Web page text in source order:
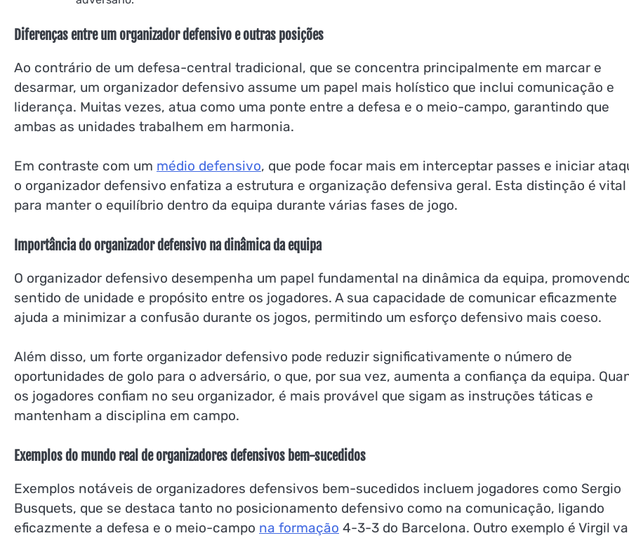
Diferenças entre um organizador defensivo e outras posições
Ao contrário de um defesa-central tradicional, que se concentra principalmente em marcar e
desarmar, um organizador defensivo assume um papel mais holístico que inclui comunicação e
liderança. Muitas vezes, atua como uma ponte entre a defesa e o meio-campo, garantindo que
ambas as unidades trabalhem em harmonia.
Em contraste com um médio defensivo, que pode focar mais em interceptar passes e iniciar
o organizador defensivo enfatiza a estrutura e organização defensiva geral. Esta distinção é vital
para manter o equilíbrio dentro da equipa durante várias fases de jogo.
Importância do organizador defensivo na dinâmica da equipa
O organizador defensivo desempenha um papel fundamental na dinâmica da equipa,
sentido de unidade e propósito entre os jogadores. A sua capacidade de comunicar eficazmente
ajuda a minimizar a confusão durante os jogos, permitindo um esforço defensivo mais coeso.
Além disso, um forte organizador defensivo pode reduzir significativamente o número de
oportunidades de golo para o adversário, o que, por sua vez, aumenta a confiança da equipa.
os jogadores confiam no seu organizador, é mais provável que sigam as instruções táticas e
mantenham a disciplina em campo.
Exemplos do mundo real de organizadores defensivos bem-sucedidos
Exemplos notáveis de organizadores defensivos bem-sucedidos incluem jogadores como Sergio
Busquets, que se destaca tanto no posicionamento defensivo como na comunicação, ligando
eficazmente a defesa e o meio-campo na formação 4-3-3 do Barcelona. Outro exemplo é Virgil